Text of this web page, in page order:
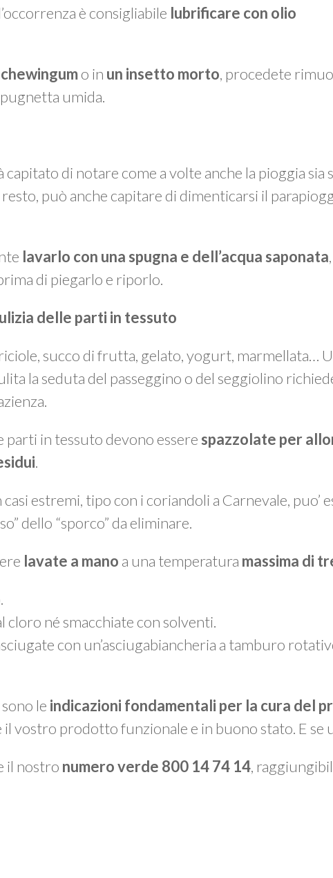
è consigliabile lubrificare con olio
chewingumo in un insetto morto, procedete
umida.
di notare come a volte anche la pioggia sia
può anche capitare di dimenticarsi il
lavarlo con una spugna e dell’acqua saponata
di piegarlo e riporlo.
delle parti in tessuto
succo di frutta, gelato, yogurt, marmellata…
la seduta del passeggino o del seggiolino
parti in tessuto devono essere spazzolate per
.
casi estremi, tipo con i coriandoli a Carnevale, puo’
dello “sporco” da eliminare.
lavate a mano a una temperatura massima di
cloro né smacchiate con solventi.
con un’asciugabiancheria a tamburo
le indicazioni fondamentali per la cura del
vostro prodotto funzionale e in buono stato. E se
il nostro numero verde 800 14 74 14,